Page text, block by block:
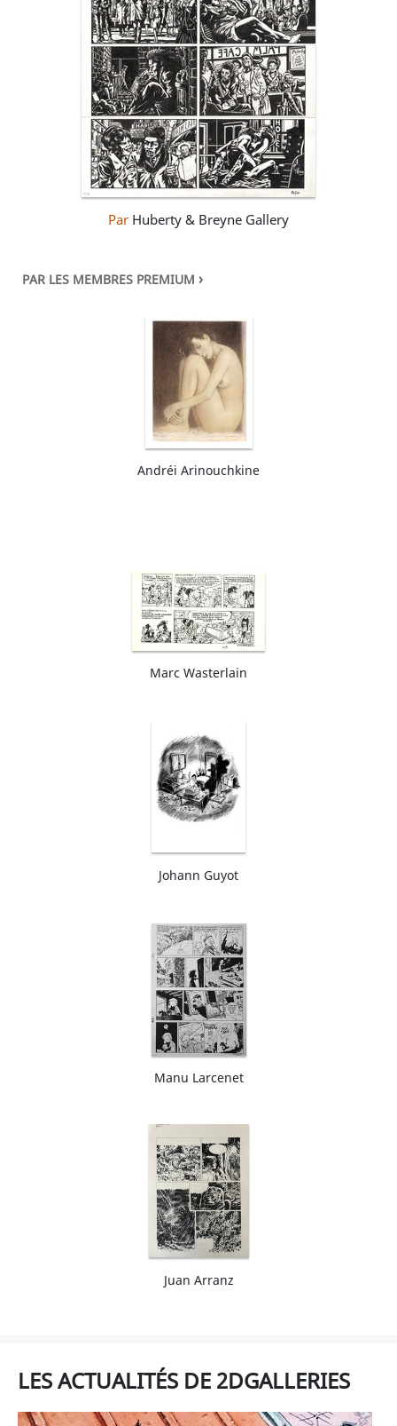
Par Huberty & Breyne Gallery
PAR LES MEMBRES PREMIUM ›
Andréi Arinouchkine
Marc Wasterlain
Johann Guyot
Manu Larcenet
Juan Arranz
LES ACTUALITÉS DE 2DGALLERIES